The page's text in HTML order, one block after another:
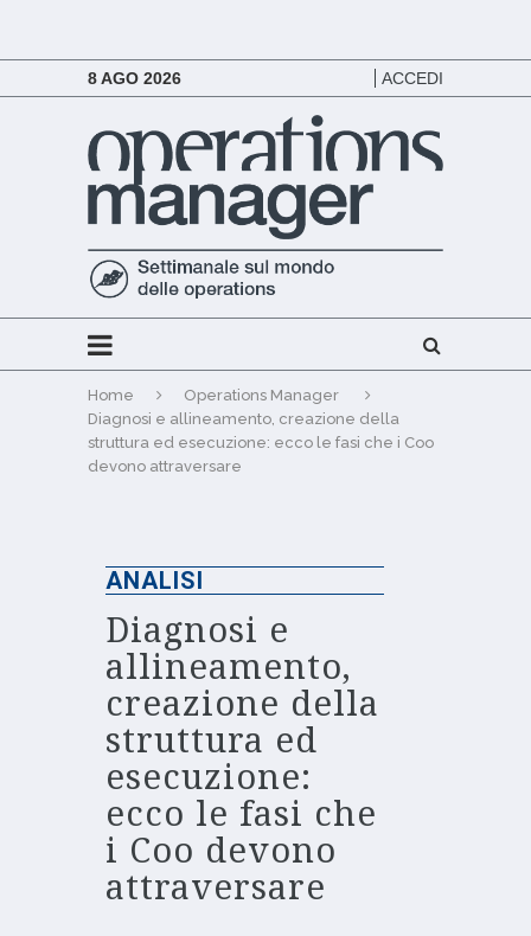
8 AGO 2026 ACCEDI
Home
Operations Manager
Diagnosi e allineamento, creazione della
struttura ed esecuzione: ecco le fasi che i Coo
devono attraversare
ANALISI
Diagnosi e
allineamento,
creazione della
struttura ed
esecuzione:
ecco le fasi che
i Coo devono
attraversare